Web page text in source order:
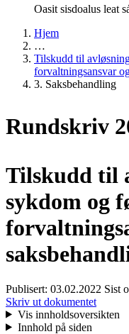
Oasit sisdoalus leat
Hjem
…
Tilskudd til
forvaltningsansvar
3. Saksbehandling
Rundskriv
Tilskudd til
sykdom og
Publisert: 03.02.2022 Sist
Skriv ut dokumentet
Vis innholdsoversikten
Innhold på siden